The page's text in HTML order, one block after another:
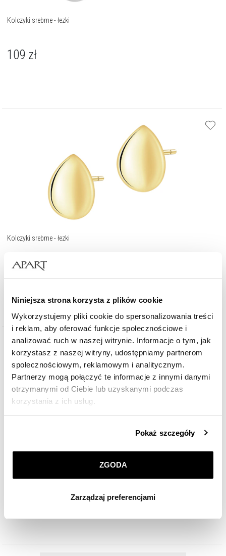
Niniejsza strona korzysta z plików cookie
Wykorzystujemy pliki cookie do spersonalizowania treści
i reklam, aby oferować funkcje społecznościowe i
analizować ruch w naszej witrynie. Informacje o tym, jak
korzystasz z naszej witryny, udostępniamy partnerom
społecznościowym, reklamowym i analitycznym.
Partnerzy mogą połączyć te informacje z innymi danymi
otrzymanymi od Ciebie lub uzyskanymi podczas
korzystania z ich usług.
przez nas plików cookie znajdziesz wPolityce
prywatności.
korzystamy. Możesz również wybrać jaki rodzaj plików
Pokaż szczegóły
ZGODA
Zarządzaj preferencjami
Kolczyki srebrne - łezki
109 zł
Kolczyki srebrne - łezki
139 zł